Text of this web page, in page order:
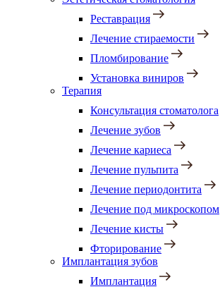
Реставрация
Лечение стираемости
Пломбирование
Установка виниров
Терапия
Консультация стоматолога
Лечение зубов
Лечение кариеса
Лечение пульпита
Лечение периодонтита
Лечение под микроскопом
Лечение кисты
Фторирование
Имплантация зубов
Имплантация